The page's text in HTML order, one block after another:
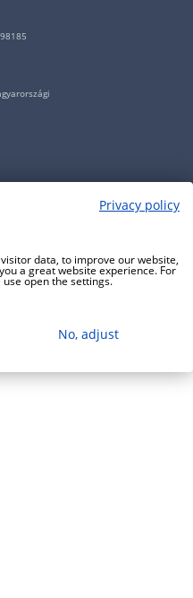
Privacy policy
data, to improve our website,
a great website experience. For
open the settings.
No, adjust